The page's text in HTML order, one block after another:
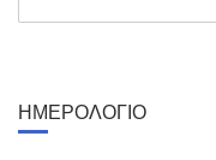
ΗΜΕΡΟΛΟΓΙΟ